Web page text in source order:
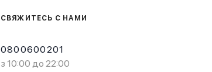
СВЯЖИТЕСЬ С НАМИ
0800600201
з 10:00 до 22:00